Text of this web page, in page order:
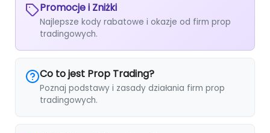
Promocje i Zniżki
Najlepsze kody rabatowe i okazje od firm prop
tradingowych.
Co to jest Prop Trading?
Poznaj podstawy i zasady działania firm prop
tradingowych.